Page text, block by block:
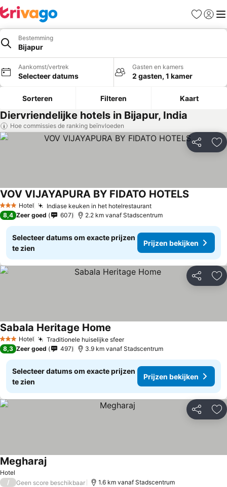
Favorieten
Bestemming
Bijapur
Aankomst/vertrek
Selecteer datums
Gasten en kamers
2 gasten, 1 kamer
Sorteren Filteren Kaart
Diervriendelijke hotels in Bijapur, India
Hoe commissies de ranking beïnvloeden
Delen
3 SterrenHotel Indiase keuken in het hotelrestaurant
VOV VIJAYAPURA BY FIDATO HOTELS
8,4 Zeer goed 607 2.2 km vanaf Stadscentrum
Selecteer datums om exacte prijzen
te zien
Prijzen bekijken
Delen
3 SterrenHotel Traditionele huiselijke sfeer
Sabala Heritage Home
8,3 Zeer goed 497 3.9 km vanaf Stadscentrum
Selecteer datums om exacte prijzen
te zien
Prijzen bekijken
Delen
Hotel
Megharaj
/ Geen score beschikbaar 1.6 km vanaf Stadscentrum